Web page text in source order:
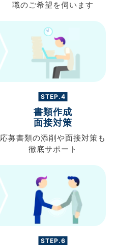
職のご希望を伺います
STEP.4
書類作成
面接対策
応募書類の添削や面接対策も
徹底サポート
STEP.6